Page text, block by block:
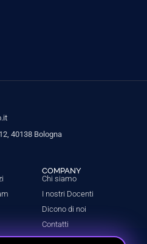
40138 Bologna
COMPANY
Chi siamo
I nostri Docenti
Dicono di noi
Contatti